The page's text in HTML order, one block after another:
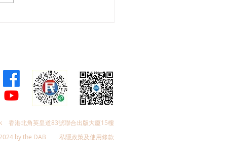
香港北角英皇道83號聯合出版大廈15樓
by the DAB
私隱政策及使用條款